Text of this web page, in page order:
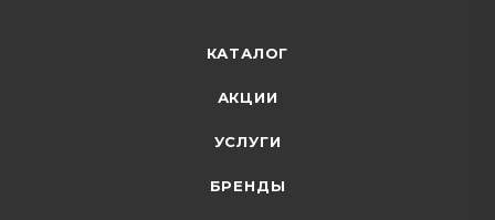
КАТАЛОГ
АКЦИИ
УСЛУГИ
БРЕНДЫ